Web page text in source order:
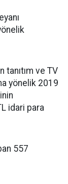
tanıtım ve TV
yönelik 2019
idari para
557